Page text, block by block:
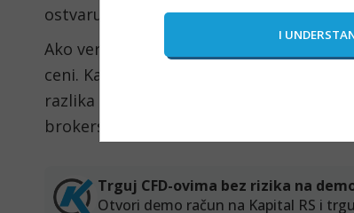
ostvaruješ kroz svojbrokerski nalog.
Ako veruješ da će cena proizvoda
ceni. Kada dođe vreme za zatvaranje
razlika u ceni se obračunava kao
brokerski nalog.